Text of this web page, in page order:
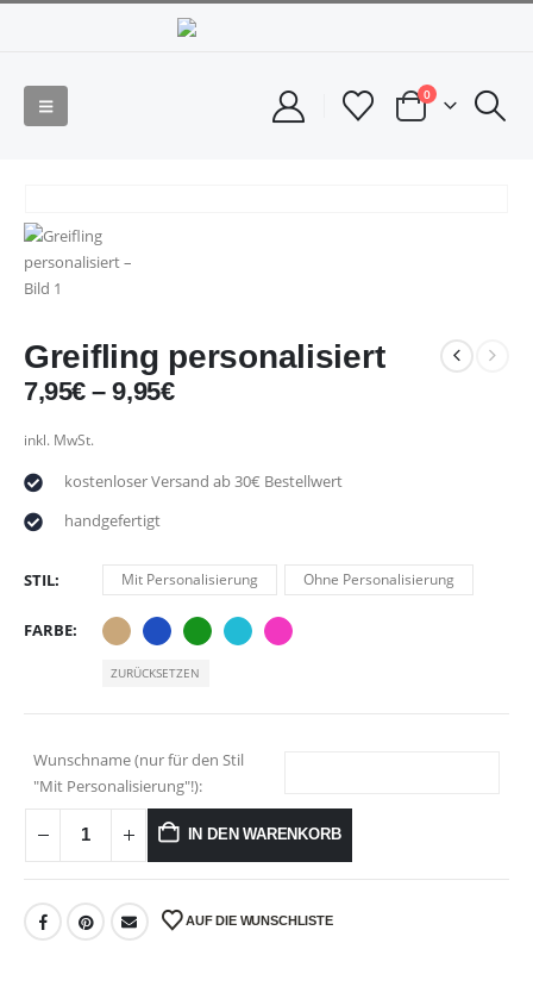
0
Greifling personalisiert
7,95€–9,95€
inkl. MwSt.
kostenloser Versand ab 30€ Bestellwert
handgefertigt
STIL Mit Personalisierung Ohne Personalisierung
FARBE
ZURÜCKSETZEN
Wunschname (nur für den Stil
"Mit Personalisierung"!):
IN DEN WARENKORB
AUF DIE WUNSCHLISTE